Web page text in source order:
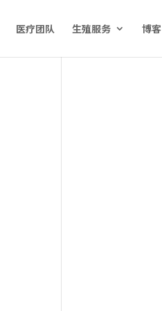
医疗团队 生殖服务 博客